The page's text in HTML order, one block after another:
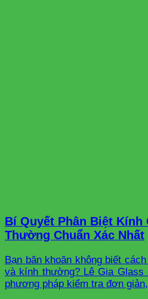
Bí Quyết Phân Biệt
Thường Chuẩn Xác Nhất
Bạn băn khoăn không biết
và kính thường? Lê Gia Glass
phương pháp kiểm tra đơn